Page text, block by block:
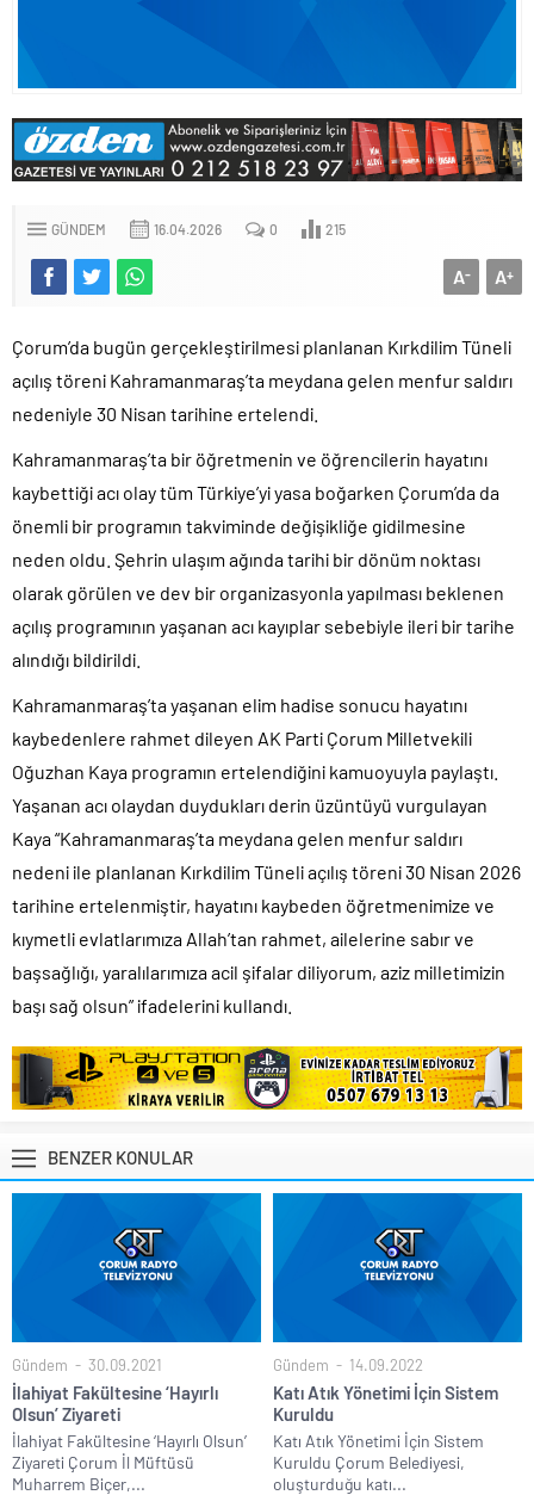
GÜNDEM 16.04.2026 0 215
A+
A-
Çorum’da bugün gerçekleştirilmesi planlanan Kırkdilim Tüneli
açılış töreni Kahramanmaraş’ta meydana gelen menfur saldırı
nedeniyle 30 Nisan tarihine ertelendi.
Kahramanmaraş’ta bir öğretmenin ve öğrencilerin hayatını
kaybettiği acı olay tüm Türkiye’yi yasa boğarken Çorum’da da
önemli bir programın takviminde değişikliğe gidilmesine
neden oldu. Şehrin ulaşım ağında tarihi bir dönüm noktası
olarak görülen ve dev bir organizasyonla yapılması beklenen
açılış programının yaşanan acı kayıplar sebebiyle ileri bir tarihe
alındığı bildirildi.
Kahramanmaraş’ta yaşanan elim hadise sonucu hayatını
kaybedenlere rahmet dileyen AK Parti Çorum Milletvekili
Oğuzhan Kaya programın ertelendiğini kamuoyuyla paylaştı.
Yaşanan acı olaydan duydukları derin üzüntüyü vurgulayan
Kaya “Kahramanmaraş’ta meydana gelen menfur saldırı
nedeni ile planlanan Kırkdilim Tüneli açılış töreni 30 Nisan 2026
tarihine ertelenmiştir, hayatını kaybeden öğretmenimize ve
kıymetli evlatlarımıza Allah’tan rahmet, ailelerine sabır ve
başsağlığı, yaralılarımıza acil şifalar diliyorum, aziz milletimizin
başı sağ olsun” ifadelerini kullandı.
BENZER KONULAR
Gündem 30.09.2021
İlahiyat Fakültesine ‘Hayırlı
Olsun’ Ziyareti
İlahiyat Fakültesine ‘Hayırlı Olsun’
Ziyareti Çorum İl Müftüsü
Muharrem Biçer,...
Gündem 14.09.2022
Katı Atık Yönetimi İçin Sistem
Kuruldu
Katı Atık Yönetimi İçin Sistem
Kuruldu Çorum Belediyesi,
oluşturduğu katı...